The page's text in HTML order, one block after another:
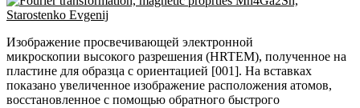
Изображение просвечивающей электронной
микроскопии высокого разрешения (HRTEM), полученное на
пластине для образца с ориентацией [001]. На вставках
показано увеличенное изображение расположения атомов,
восстановленное с помощью обратного быстрого